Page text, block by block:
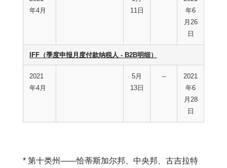
年4月
11日
年6
月26
日
IFF（季度申报月度付款纳税人 - B2B明细）
2021
年4月
5月
13日
–
2021
年6
月28
日
* 第十类州——恰蒂斯加尔邦、中央邦、古吉拉特